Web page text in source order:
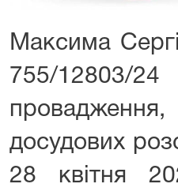
Максима
755/12803/
досудових
28 квітня